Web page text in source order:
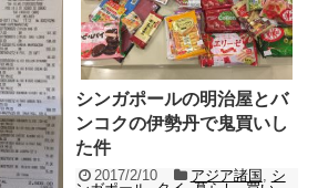
シンガポールの明治屋とバ
ンコクの伊勢丹で鬼買いし
た件
2017/2/10 アジア諸国
シ